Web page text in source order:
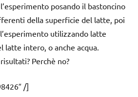
posando il bastoncino
della superficie del latte, poi
utilizzando latte
latte intero, o anche acqua.
Perchè no?
/]